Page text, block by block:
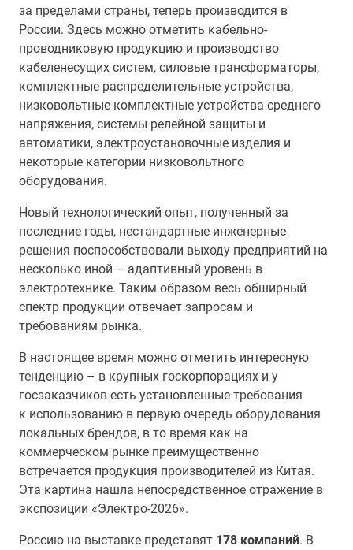
за пределами страны, теперь производится в
России. Здесь можно отметить кабельно-
проводниковую продукцию и производство
кабеленесущих систем, силовые трансформаторы,
комплектные распределительные устройства,
низковольтные комплектные устройства среднего
напряжения, системы релейной защиты и
автоматики, электроустановочные изделия и
некоторые категории низковольтного
оборудования.
Новый технологический опыт, полученный за
последние годы, нестандартные инженерные
решения поспособствовали выходу предприятий на
несколько иной – адаптивный уровень в
электротехнике. Таким образом весь обширный
спектр продукции отвечает запросам и
требованиям рынка.
В настоящее время можно отметить интересную
тенденцию – в крупных госкорпорациях и у
госзаказчиков есть установленные требования
к использованию в первую очередь оборудования
локальных брендов, в то время как на
коммерческом рынке преимущественно
встречается продукция производителей из Китая.
Эта картина нашла непосредственное отражение в
экспозиции «Электро-2026».
Россию на выставке представят 178 компаний. В